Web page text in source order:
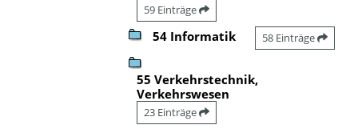
59 Einträge
54 Informatik 58 Einträge
55 Verkehrstechnik,
Verkehrswesen
23 Einträge